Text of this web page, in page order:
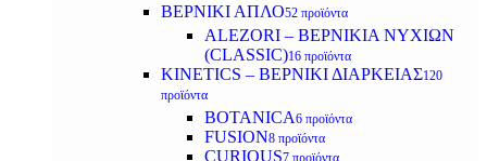
ΒΕΡΝΙΚΙ ΑΠΛΟ52 προϊόντα
ALEZORI – ΒΕΡΝΙΚΙΑ ΝΥΧΙΩΝ
(CLASSIC)16 προϊόντα
KINETICS – ΒΕΡΝΙΚΙ ΔΙΑΡΚΕΙΑΣ120
προϊόντα
BOTANICA6 προϊόντα
FUSION8 προϊόντα
CURIOUS7 προϊόντα